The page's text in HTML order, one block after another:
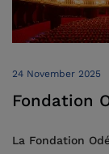
24 November 2025
Fondation
La Fondation